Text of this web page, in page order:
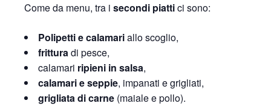
Come da menu, tra i secondi piattici sono:
Polipetti e calamariallo scoglio,
fritturadi pesce,
calamari ripieni in salsa,
calamari e seppie, impanati e grigliati,
grigliata di carne (maiale e pollo).